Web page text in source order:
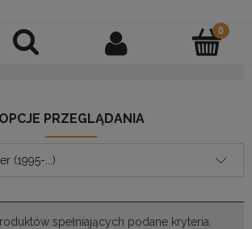
OPCJE PRZEGLĄDANIA
(1995-...)
spełniających podane kryteria.